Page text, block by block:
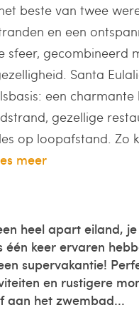
beste van twee
en een
sfeer, gecombineerd
Santa
een
gezellige
op loopafstand. Zo
meer
heel apart eiland,
één keer ervaren
supervakantie!
en rustigere
aan het zwembad...